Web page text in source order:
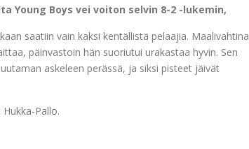
Young Boys vei voiton selvin 8-2 -lukemin,
saatiin vain kaksi kentällistä pelaajia. Maalivahtina
päinvastoin hän suoriutui urakastaa hyvin. Sen
askeleen perässä, ja siksi pisteet jäivät
Pallo.